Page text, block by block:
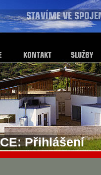
Přihlášení